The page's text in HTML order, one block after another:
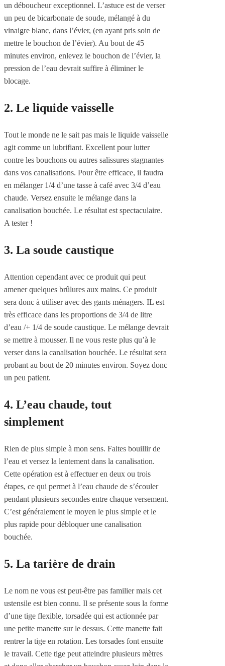
un déboucheur exceptionnel. L’astuce est de verser
un peu de bicarbonate de soude, mélangé à du
vinaigre blanc, dans l’évier, (en ayant pris soin de
mettre le bouchon de l’évier). Au bout de 45
minutes environ, enlevez le bouchon de l’évier, la
pression de l’eau devrait suffire à éliminer le
blocage.
2. Le liquide vaisselle
Tout le monde ne le sait pas mais le liquide vaisselle
agit comme un lubrifiant. Excellent pour lutter
contre les bouchons ou autres salissures stagnantes
dans vos canalisations. Pour être efficace, il faudra
en mélanger 1/4 d’une tasse à café avec 3/4 d’eau
chaude. Versez ensuite le mélange dans la
canalisation bouchée. Le résultat est spectaculaire.
A tester !
3. La soude caustique
Attention cependant avec ce produit qui peut
amener quelques brûlures aux mains. Ce produit
sera donc à utiliser avec des gants ménagers. IL est
très efficace dans les proportions de 3/4 de litre
d’eau /+ 1/4 de soude caustique. Le mélange devrait
se mettre à mousser. Il ne vous reste plus qu’à le
verser dans la canalisation bouchée. Le résultat sera
probant au bout de 20 minutes environ. Soyez donc
un peu patient.
4. L’eau chaude, tout
simplement
Rien de plus simple à mon sens. Faites bouillir de
l’eau et versez la lentement dans la canalisation.
Cette opération est à effectuer en deux ou trois
étapes, ce qui permet à l’eau chaude de s’écouler
pendant plusieurs secondes entre chaque versement.
C’est généralement le moyen le plus simple et le
plus rapide pour débloquer une canalisation
bouchée.
5. La tarière de drain
Le nom ne vous est peut-être pas familier mais cet
ustensile est bien connu. Il se présente sous la forme
d’une tige flexible, torsadée qui est actionnée par
une petite manette sur le dessus. Cette manette fait
rentrer la tige en rotation. Les torsades font ensuite
le travail. Cette tige peut atteindre plusieurs mètres